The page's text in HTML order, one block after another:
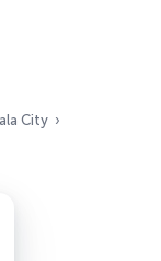
City